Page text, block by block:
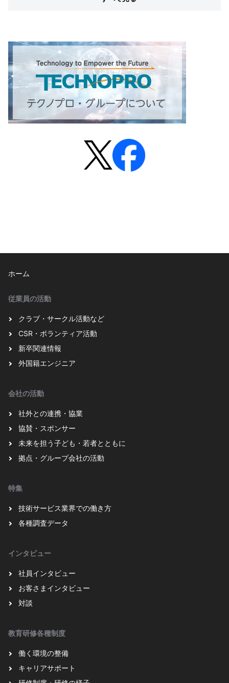
ホーム
従業員の活動
クラブ・サークル活動など
CSR・ボランティア活動
新卒関連情報
外国籍エンジニア
会社の活動
社外との連携・協業
協賛・スポンサー
未来を担う子ども・若者とともに
拠点・グループ会社の活動
特集
技術サービス業界での働き方
各種調査データ
インタビュー
社員インタビュー
お客さまインタビュー
対談
教育研修各種制度
働く環境の整備
キャリアサポート